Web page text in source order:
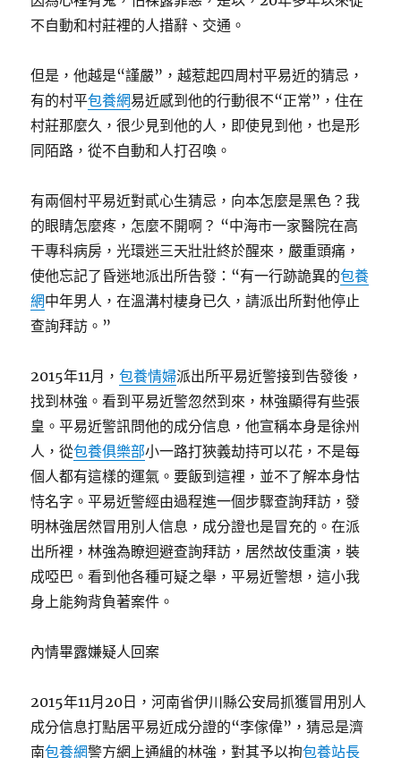
不自動和村莊裡的人措辭、交通。
但是，他越是“謹嚴”，越惹起四周村平易近的猜忌，
有的村平包養網易近感到他的行動很不“正常”，住在
村莊那麼久，很少見到他的人，即使見到他，也是形
同陌路，從不自動和人打召喚。
有兩個村平易近對貳心生猜忌，向本怎麼是黑色？我
的眼睛怎麼疼，怎麼不開啊？ “中海市一家醫院在高
干專科病房，光環迷三天壯壯終於醒來，嚴重頭痛，
使他忘記了昏迷地派出所告發：“有一行跡詭異的包養
網中年男人，在溫溝村棲身已久，請派出所對他停止
查詢拜訪。”
2015年11月，包養情婦派出所平易近警接到告發後，
找到林強。看到平易近警忽然到來，林強顯得有些張
皇。平易近警訊問他的成分信息，他宣稱本身是徐州
人，從包養俱樂部小一路打狹義劫持可以花，不是每
個人都有這樣的運氣。要飯到這裡，並不了解本身怙
恃名字。平易近警經由過程進一個步驟查詢拜訪，發
明林強居然冒用別人信息，成分證也是冒充的。在派
出所裡，林強為瞭迴避查詢拜訪，居然故伎重演，裝
成啞巴。看到他各種可疑之舉，平易近警想，這小我
身上能夠背負著案件。
內情畢露嫌疑人回案
2015年11月20日，河南省伊川縣公安局抓獲冒用別人
成分信息打點居平易近成分證的“李傢偉”，猜忌是濟
南包養網警方網上通緝的林強，對其予以拘包養站長